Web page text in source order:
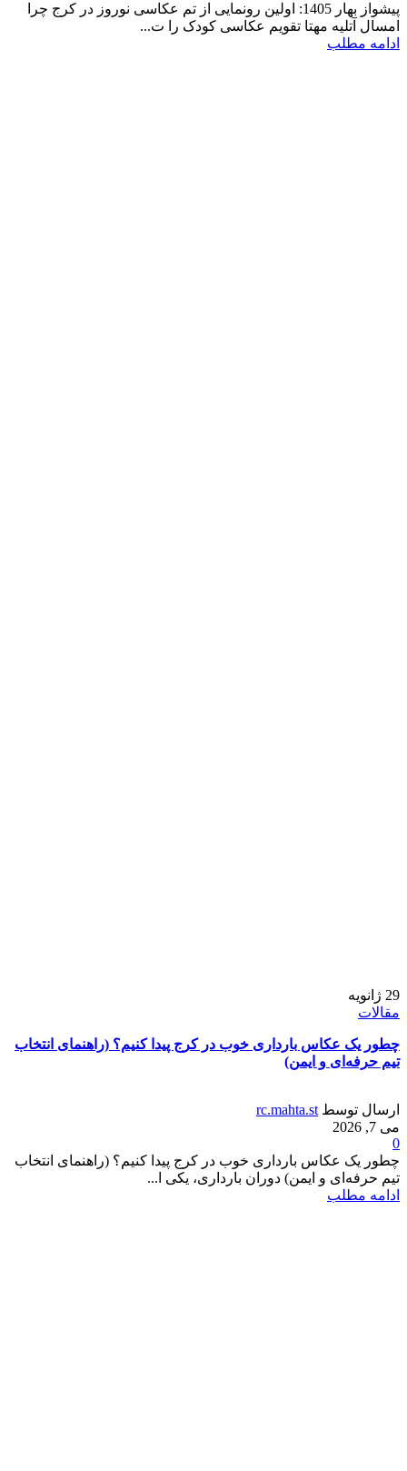
پیشواز بهار 1405: اولین رونمایی از تم عکاسی نوروز در کرج چرا
امسال آتلیه مهتا تقویم عکاسی کودک را ت...
ادامه مطلب
29 ژانویه
مقالات
چطور یک عکاس بارداری خوب در کرج پیدا کنیم؟ (راهنمای انتخاب
تیم حرفه‌ای و ایمن)
ارسال توسط rc.mahta.st
می 7, 2026
0
چطور یک عکاس بارداری خوب در کرج پیدا کنیم؟ (راهنمای انتخاب
تیم حرفه‌ای و ایمن) دوران بارداری، یکی ا...
ادامه مطلب